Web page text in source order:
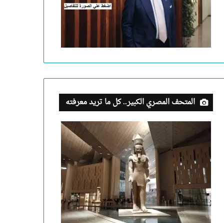
المتحف المصري الكبير.. كل ما تريد معرفته